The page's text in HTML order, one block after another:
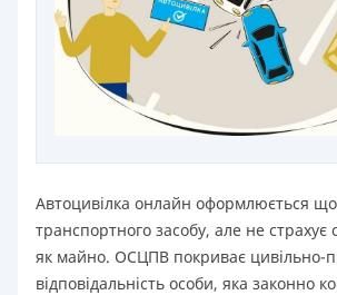
Автоцивілка онлайн оформлюється
транспортного засобу, але не страхує
як майно. ОСЦПВ покриває цивільно-
відповідальність особи, яка законно